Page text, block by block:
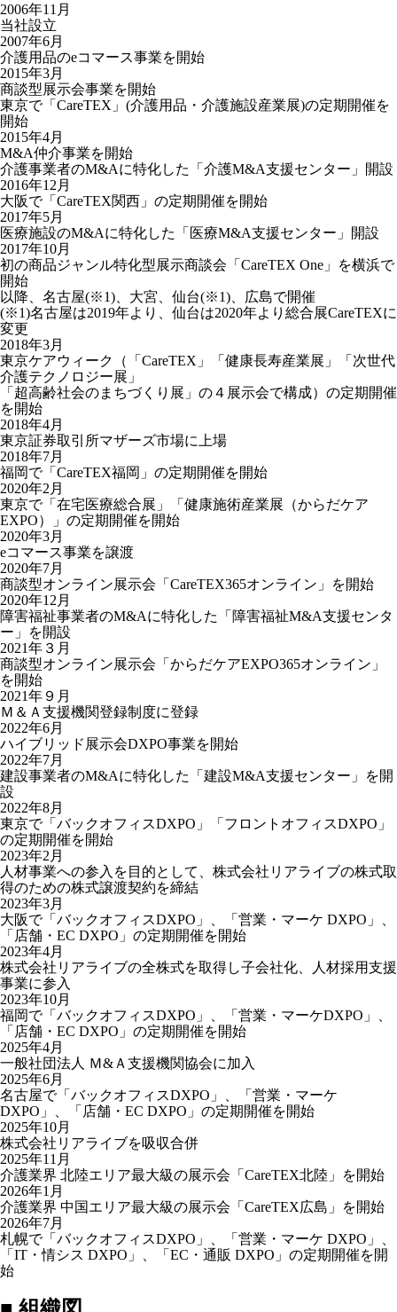
2006年11月
当社設⽴
2007年6月
介護用品のeコマース事業を開始
2015年3月
商談型展示会事業を開始
東京で「CareTEX」(介護用品・介護施設産業展)の定期開催を
開始
2015年4月
M&A仲介事業を開始
介護事業者のM&Aに特化した「介護M&A支援センター」開設
2016年12月
大阪で「CareTEX関⻄」の定期開催を開始
2017年5月
医療施設のM&Aに特化した「医療M&A支援センター」開設
2017年10月
初の商品ジャンル特化型展⽰商談会「CareTEX One」を横浜で
開始
以降、名古屋(※1)、大宮、仙台(※1)、広島で開催
(※1)名古屋は2019年より、仙台は2020年より総合展CareTEXに
変更
2018年3月
東京ケアウィーク（「CareTEX」「健康⻑寿産業展」「次世代
介護テクノロジー展」
「超⾼齢社会のまちづくり展」の４展⽰会で構成）の定期開催
を開始
2018年4月
東京証券取引所マザーズ市場に上場
2018年7月
福岡で「CareTEX福岡」の定期開催を開始
2020年2月
東京で「在宅医療総合展」「健康施術産業展（からだケア
EXPO）」の定期開催を開始
2020年3月
eコマース事業を譲渡
2020年7月
商談型オンライン展示会「CareTEX365オンライン」を開始
2020年12月
障害福祉事業者のM&Aに特化した「障害福祉M&A支援センタ
ー」を開設
2021年３月
商談型オンライン展⽰会「からだケアEXPO365オンライン」
を開始
2021年９月
Ｍ＆Ａ支援機関登録制度に登録
2022年6月
ハイブリッド展示会DXPO事業を開始
2022年7月
建設事業者のM&Aに特化した「建設M&A支援センター」を開
設
2022年8月
東京で「バックオフィスDXPO」「フロントオフィスDXPO」
の定期開催を開始
2023年2月
人材事業への参入を目的として、株式会社リアライブの株式取
得のための株式譲渡契約を締結
2023年3月
大阪で「バックオフィスDXPO」、「営業・マーケ DXPO」、
「店舗・EC DXPO」の定期開催を開始
2023年4月
株式会社リアライブの全株式を取得し子会社化、人材採用支援
事業に参入
2023年10月
福岡で「バックオフィスDXPO」、「営業・マーケDXPO」、
「店舗・EC DXPO」の定期開催を開始
2025年4月
一般社団法人 Ｍ&Ａ支援機関協会に加入
2025年6月
名古屋で「バックオフィスDXPO」、「営業・マーケ
DXPO」、「店舗・EC DXPO」の定期開催を開始
2025年10月
株式会社リアライブを吸収合併
2025年11月
介護業界 北陸エリア最大級の展示会「CareTEX北陸」を開始
2026年1月
介護業界 中国エリア最大級の展示会「CareTEX広島」を開始
2026年7月
札幌で「バックオフィスDXPO」、「営業・マーケ DXPO」、
「IT・情シス DXPO」、「EC・通販 DXPO」の定期開催を開
始